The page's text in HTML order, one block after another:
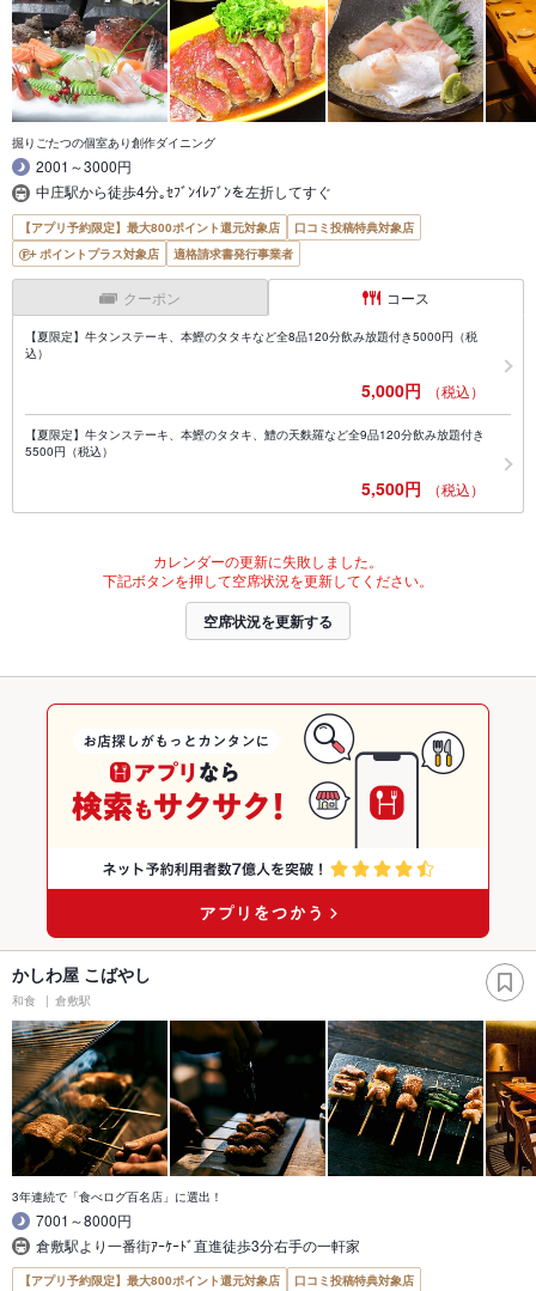
掘りごたつの個室あり創作ダイニング
2001～3000円
中庄駅から徒歩4分｡ｾﾌﾞﾝｲﾚﾌﾞﾝを左折してすぐ
【アプリ予約限定】最大800ポイント還元対象店
口コミ投稿特典対象店
ポイントプラス対象店
適格請求書発行事業者
クーポン コース
【夏限定】牛タンステーキ、本鰹のタタキなど全8品120分飲み放題付き5000円（税
込）
5,000円 （税込）
【夏限定】牛タンステーキ、本鰹のタタキ、鱧の天麩羅など全9品120分飲み放題付き
5500円（税込）
5,500円 （税込）
カレンダーの更新に失敗しました。
下記ボタンを押して空席状況を更新してください。
空席状況を更新する
かしわ屋 こばやし
和食 倉敷駅
3年連続で「食べログ百名店」に選出！
7001～8000円
倉敷駅より一番街ｱｰｹｰﾄﾞ直進徒歩3分右手の一軒家
【アプリ予約限定】最大800ポイント還元対象店
口コミ投稿特典対象店